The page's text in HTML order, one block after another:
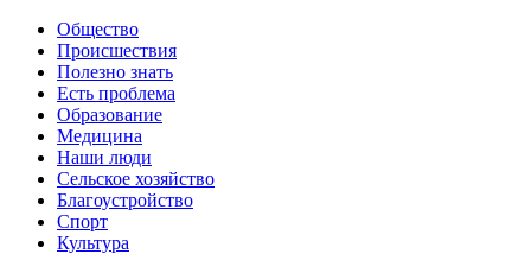
Общество
Происшествия
Полезно знать
Есть проблема
Образование
Медицина
Наши люди
Сельское хозяйство
Благоустройство
Спорт
Культура